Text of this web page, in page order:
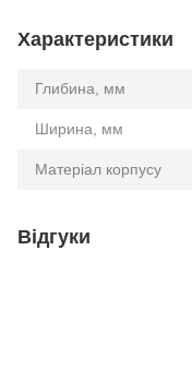
Характеристики
Глибина, мм
Ширина, мм
Матеріал корпусу
Відгуки